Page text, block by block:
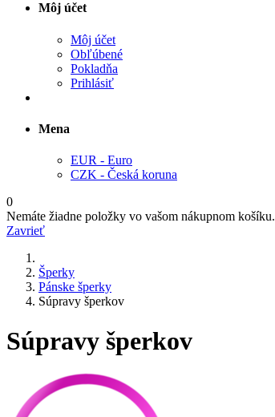
Môj účet
Môj účet
Obľúbené
Pokladňa
Prihlásiť
Mena
EUR - Euro
CZK - Česká koruna
0
Nemáte žiadne položky vo vašom nákupnom košíku.
Zavrieť
Šperky
Pánske šperky
Súpravy šperkov
Súpravy šperkov